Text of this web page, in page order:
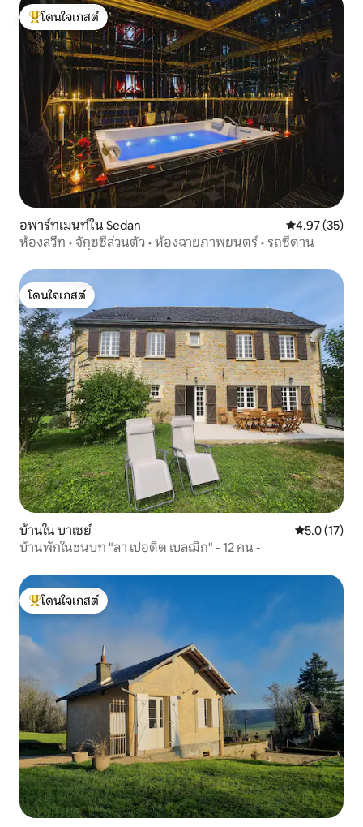
โดนใจเกสต์ที่สุด
โดนใจเกสต์
อพาร์ทเมนท์ใน Sedan คะแนนเฉลี่ย
4.97 (35)
ห้องสวีท • จักุซซี่ส่วนตัว • ห้องฉายภาพยนตร์ • รถซีดาน
โดนใจเกสต์
โดนใจเกสต์
บ้านใน บาเซย์ คะแนนเฉลี่ย
5.0 (17)
บ้านพักในชนบท "ลา เปอติต เบลฌิก" - 12 คน -
โดนใจเกสต์ที่สุด
โดนใจเกสต์